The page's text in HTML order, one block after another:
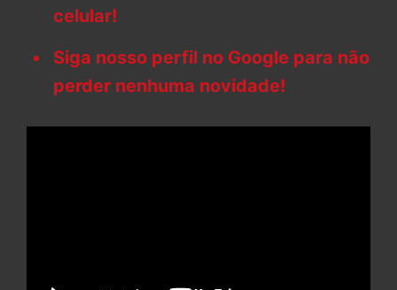
celular!
Siga nosso perfil no Google para não
perder nenhuma novidade!